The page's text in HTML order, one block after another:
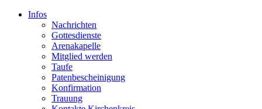
Infos
Nachrichten
Gottesdienste
Arenakapelle
Mitglied werden
Taufe
Patenbescheinigung
Konfirmation
Trauung